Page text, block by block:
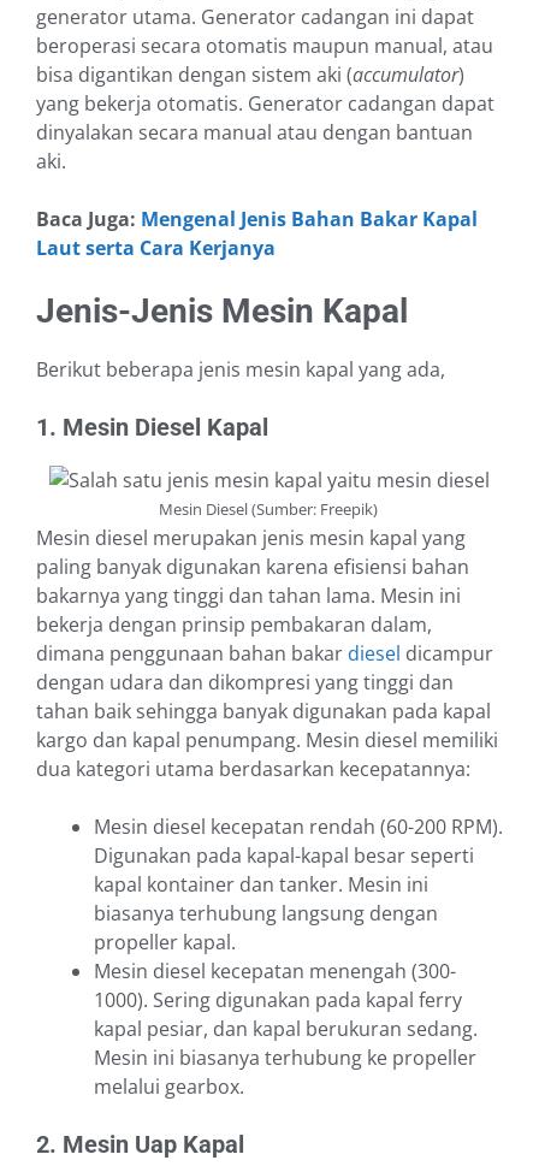
generator utama. Generator cadangan ini dapat
beroperasi secara otomatis maupun manual, atau
bisa digantikan dengan sistem aki (accumulator)
yang bekerja otomatis. Generator cadangan dapat
dinyalakan secara manual atau dengan bantuan
aki.
Baca Juga: Mengenal Jenis Bahan Bakar Kapal
Laut serta Cara Kerjanya
Jenis-Jenis Mesin Kapal
Berikut beberapa jenis mesin kapal yang ada,
1. Mesin Diesel Kapal
Mesin Diesel (Sumber: Freepik)
Mesin diesel merupakan jenis mesin kapal yang
paling banyak digunakan karena efisiensi bahan
bakarnya yang tinggi dan tahan lama. Mesin ini
bekerja dengan prinsip pembakaran dalam,
dimana penggunaan bahan bakar diesel dicampur
dengan udara dan dikompresi yang tinggi dan
tahan baik sehingga banyak digunakan pada kapal
kargo dan kapal penumpang. Mesin diesel memiliki
dua kategori utama berdasarkan kecepatannya:
Mesin diesel kecepatan rendah (60-200 RPM).
Digunakan pada kapal-kapal besar seperti
kapal kontainer dan tanker. Mesin ini
biasanya terhubung langsung dengan
propeller kapal.
Mesin diesel kecepatan menengah (300-
1000). Sering digunakan pada kapal ferry
kapal pesiar, dan kapal berukuran sedang.
Mesin ini biasanya terhubung ke propeller
melalui gearbox.
2. Mesin Uap Kapal